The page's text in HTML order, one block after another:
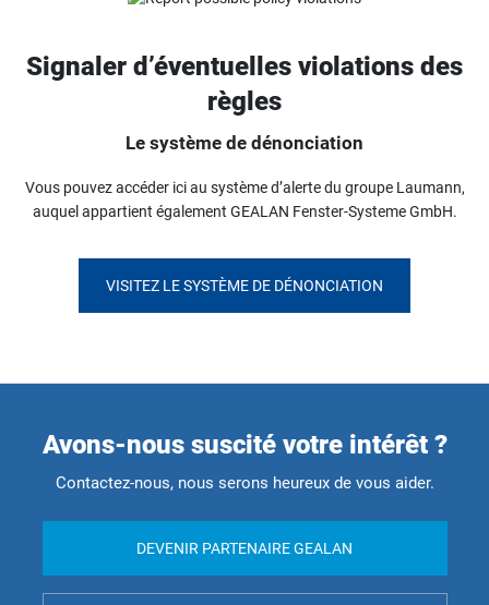
Signaler d’éventuelles violations des
règles
Le système de dénonciation
Vous pouvez accéder ici au système d’alerte du groupe Laumann,
auquel appartient également GEALAN Fenster-Systeme GmbH.
VISITEZ LE SYSTÈME DE DÉNONCIATION
Avons-nous suscité votre intérêt ?
Contactez-nous, nous serons heureux de vous aider.
DEVENIR PARTENAIRE GEALAN